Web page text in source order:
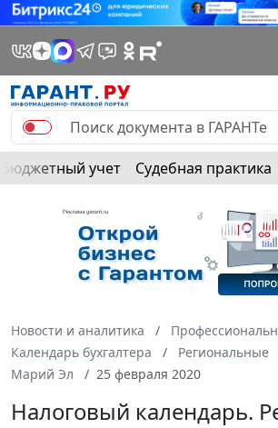
Бюджетный учет Судебная практика
Новости и аналитика
Календарь бухгалтера
Региональные
Марий Эл
25 февраля 2020
Налоговый календарь.